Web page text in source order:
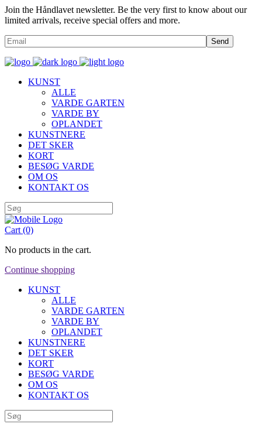
Join the Håndlavet newsletter. Be the very first to know about our
limited arrivals, receive special offers and more.
Send
KUNST
ALLE
VARDE GARTEN
VARDE BY
OPLANDET
KUNSTNERE
DET SKER
KORT
BESØG VARDE
OM OS
KONTAKT OS
Cart (0)
No products in the cart.
Continue shopping
KUNST
ALLE
VARDE GARTEN
VARDE BY
OPLANDET
KUNSTNERE
DET SKER
KORT
BESØG VARDE
OM OS
KONTAKT OS